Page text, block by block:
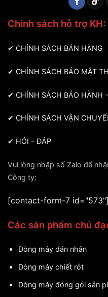
Chính sách hỗ trợ KH:
✔ CHÍNH SÁCH BÁN HÀNG
✔ CHÍNH SÁCH BẢO MẬT
✔ CHÍNH SÁCH BẢO HÀNH
✔ CHÍNH SÁCH VẬN
✔ HỎI - ĐÁP
Vui lòng nhập số Zalo để
Công ty:
[contact-form-7 id="573"]
Các sản phẩm chủ
Dòng máy dán nhãn
Dòng máy chiết rót
Dòng máy đóng gói sản